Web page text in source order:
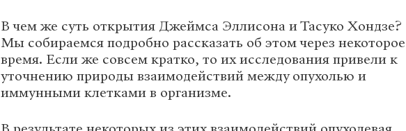
В чем же суть открытия Джеймса Эллисона и Тасуко Хондзе?
Мы собираемся подробно рассказать об этом через некоторое
время. Если же совсем кратко, то их исследования привели к
уточнению природы взаимодействий между опухолью и
иммунными клетками в организме.